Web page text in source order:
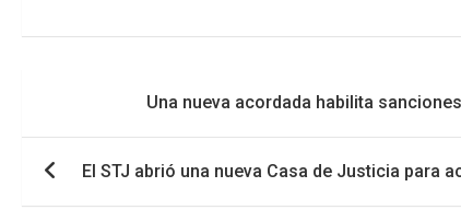
Navegación
entradas
Una nueva acordada habilita
El STJ abrió una nueva Casa de Justicia para